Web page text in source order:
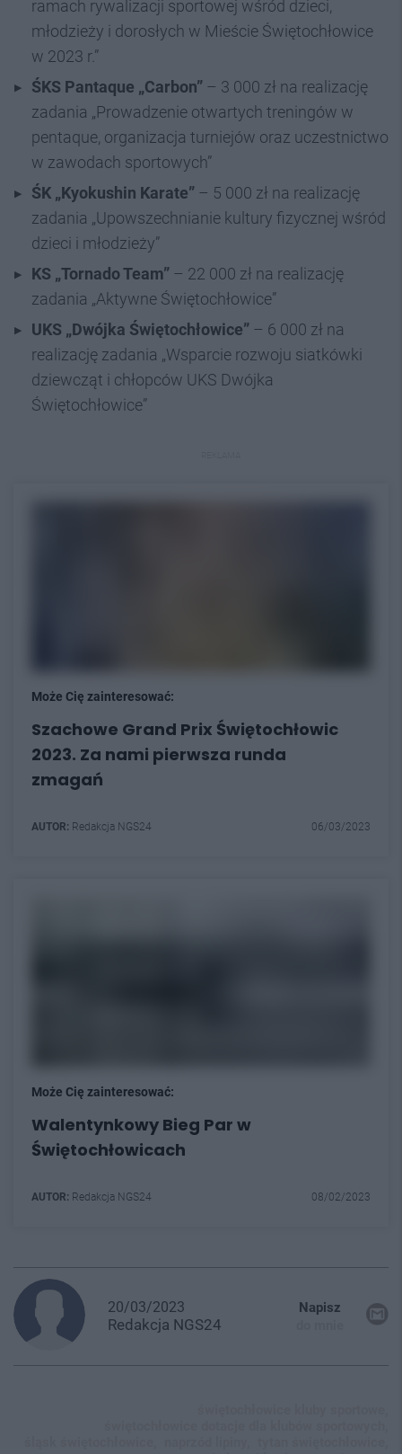
ramach rywalizacji sportowej wśród dzieci,
młodzieży i dorosłych w Mieście Świętochłowice
w 2023 r.”
ŚKS Pantaque „Carbon” – 3 000 zł na realizację
zadania „Prowadzenie otwartych treningów w
pentaque, organizacja turniejów oraz uczestnictwo
w zawodach sportowych”
ŚK „Kyokushin Karate” – 5 000 zł na realizację
zadania „Upowszechnianie kultury fizycznej wśród
dzieci i młodzieży”
KS „Tornado Team” – 22 000 zł na realizację
zadania „Aktywne Świętochłowice”
UKS „Dwójka Świętochłowice” – 6 000 zł na
realizację zadania „Wsparcie rozwoju siatkówki
dziewcząt i chłopców UKS Dwójka
Świętochłowice”
Może Cię zainteresować:
Szachowe Grand Prix Świętochłowic
2023. Za nami pierwsza runda
zmagań
AUTOR: Redakcja NGS24 06/03/2023
Może Cię zainteresować:
Walentynkowy Bieg Par w
Świętochłowicach
AUTOR: Redakcja NGS24 08/02/2023
20/03/2023
Redakcja NGS24
Napisz